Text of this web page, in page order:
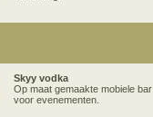
Skyy vodka
Op maat gemaakte mobiele bar
voor evenementen.